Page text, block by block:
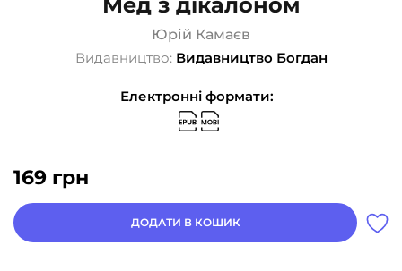
Юрій Камаєв
Видавництво: Видавництво Богдан
Електронні формати:
169 грн
ДОДАТИ В КОШИК